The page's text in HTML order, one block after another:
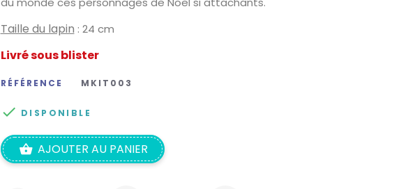
Taille du lapin : 24 cm
Livré sous blister
RÉFÉRENCE MKIT003
 DISPONIBLE
AJOUTER AU PANIER